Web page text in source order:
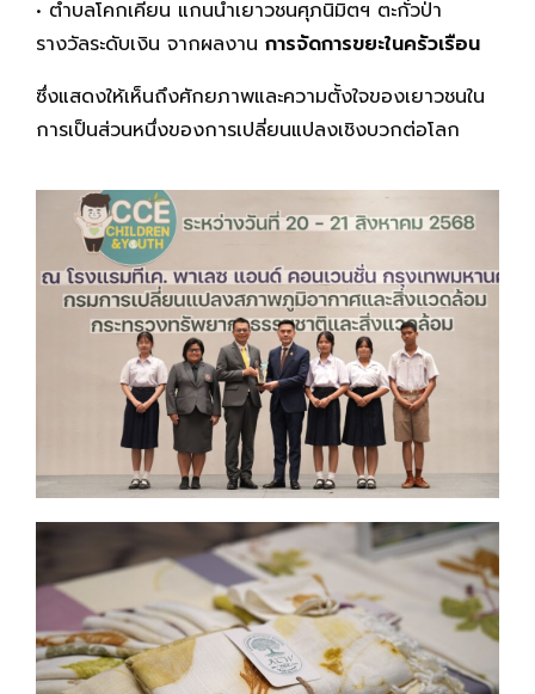
• ตำบลโคกเคียน แกนนำเยาวชนศุภนิมิตฯ ตะกั่วป่า
รางวัลระดับเงิน จากผลงาน การจัดการขยะในครัวเรือน
ซึ่งแสดงให้เห็นถึงศักยภาพและความตั้งใจของเยาวชนใน
การเป็นส่วนหนึ่งของการเปลี่ยนแปลงเชิงบวกต่อโลก